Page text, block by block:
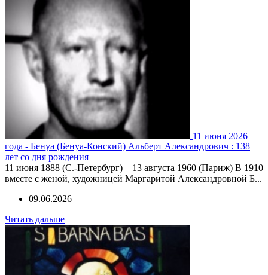
11 июня 2026
года - Бенуа (Бенуа-Конский) Альберт Александрович : 138
лет со дня рождения
11 июня 1888 (С.-Петербург) – 13 августа 1960 (Париж) В 1910
вместе с женой, художницей Маргаритой Александровной Б...
09.06.2026
Читать дальше